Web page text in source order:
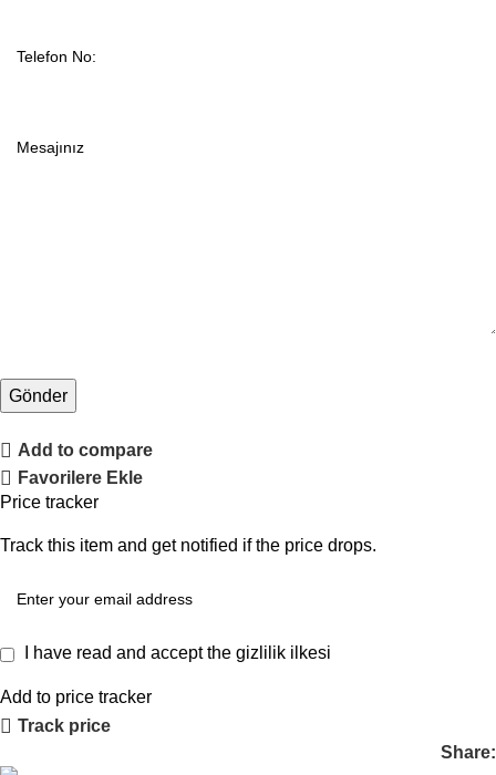
Add to compare
Favorilere Ekle
Price tracker
Track this item and get notified if the price drops.
I have read and accept the gizlilik ilkesi
Add to price tracker
Track price
Share: